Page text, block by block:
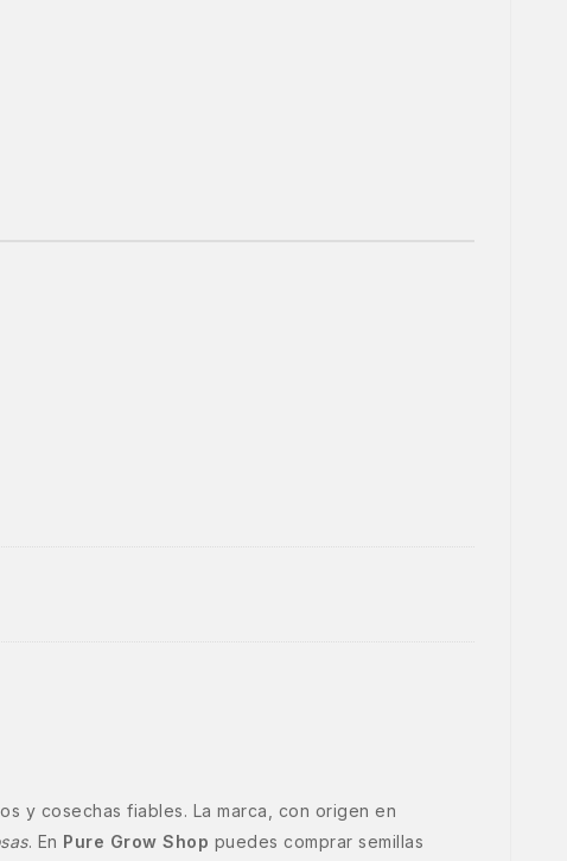
y cosechas fiables. La marca, con origen en
. En Pure Grow Shop puedes comprar semillas